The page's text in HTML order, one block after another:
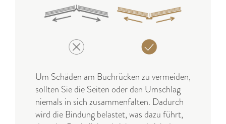
Um Schäden am Buchrücken zu vermeiden,
sollten Sie die Seiten oder den Umschlag
niemals in sich zusammenfalten. Dadurch
wird die Bindung belastet, was dazu führt,